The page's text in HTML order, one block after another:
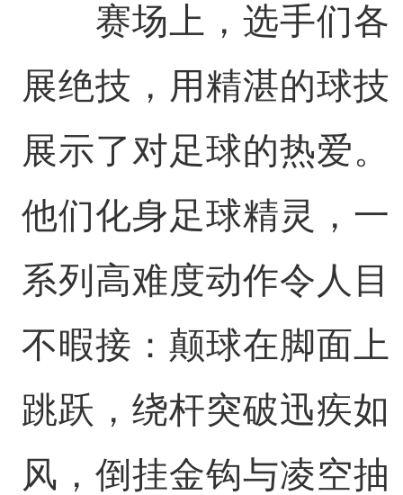
赛场上，选手们各
展绝技，用精湛的球技
展示了对足球的热爱。
他们化身足球精灵，一
系列高难度动作令人目
不暇接：颠球在脚面上
跳跃，绕杆突破迅疾如
风，倒挂金钩与凌空抽